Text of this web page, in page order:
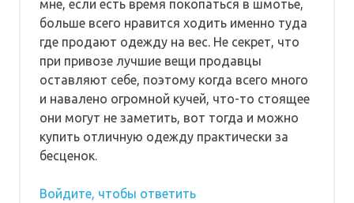
мне, если есть время покопаться в шмотье,
больше всего нравится ходить именно туда
где продают одежду на вес. Не секрет, что
при привозе лучшие вещи продавцы
оставляют себе, поэтому когда всего много
и навалено огромной кучей, что-то стоящее
они могут не заметить, вот тогда и можно
купить отличную одежду практически за
бесценок.
Войдите, чтобы ответить